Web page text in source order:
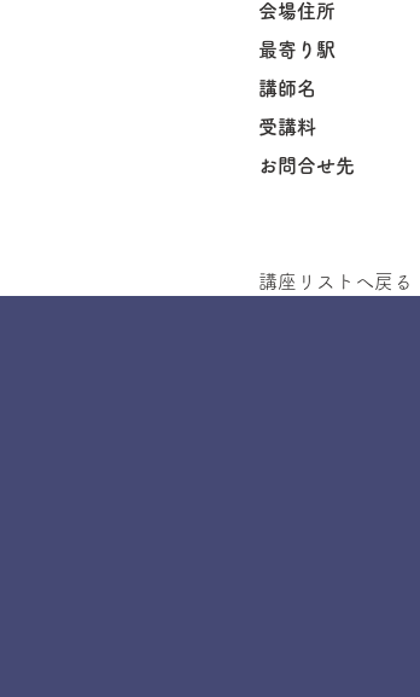
会場住所
最寄り駅
講師名
受講料
お問合せ先
講座リストへ戻る